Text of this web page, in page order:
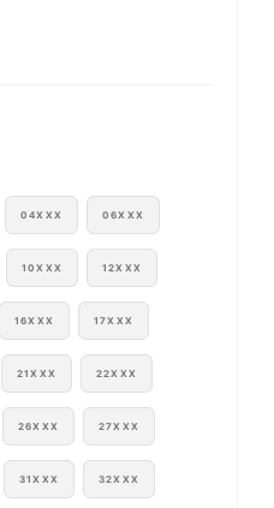
04XXX 06XXX
10XXX 12XXX
16XXX 17XXX
21XXX 22XXX
26XXX 27XXX
31XXX 32XXX